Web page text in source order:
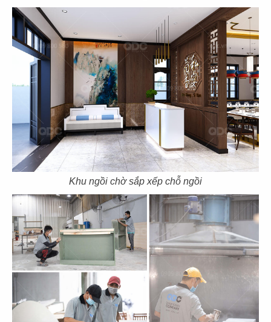
Khu ngồi chờ sắp xếp chỗ ngồi
THIẾT KẾ THI CÔNG NHÀ HÀNG HOA
AN KÝ MÌ GIA
- Chủ đầu tư: Nhà hàng An Ký Mì Gia
- Địa điểm: 30 Hưng Đạo Vương, P. Thanh Bình,
Biên Hòa, Đồng Nai
- Diện tích: 403 m2
CHI TIẾT